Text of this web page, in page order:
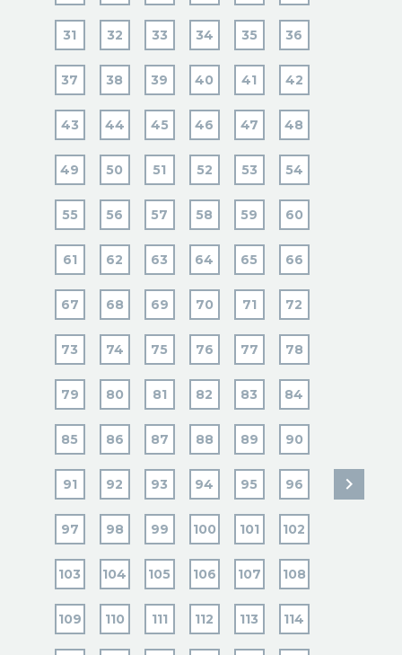
31 32 33 34 35 36
37 38 39 40 41 42
43 44 45 46 47 48
49 50 51 52 53 54
55 56 57 58 59 60
61 62 63 64 65 66
67 68 69 70 71 72
73 74 75 76 77 78
79 80 81 82 83 84
85 86 87 88 89 90
91 92 93 94 95 96
97 98 99 100 101 102
103 104 105 106 107 108
109 110 111 112 113 114